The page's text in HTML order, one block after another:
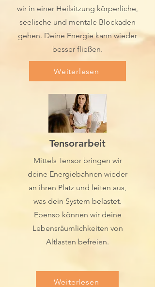
wir in einer Heilsitzung körperliche,
seelische und mentale Blockaden
gehen. Deine Energie kann wieder
besser fließen.
Weiterlesen
Tensorarbeit
Mittels Tensor bringen wir
deine Energiebahnen wieder
an ihren Platz und leiten aus,
was dein System belastet.
Ebenso können wir deine
Lebensräumlichkeiten von
Altlasten befreien.
Weiterlesen